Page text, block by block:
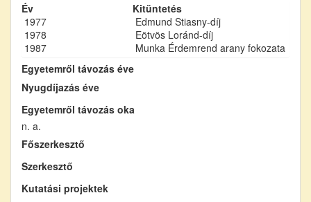
Év
Kitüntetés
1977
Edmund Stiasny-díj
1978
Eötvös Loránd-díj
1987
Munka Érdemrend arany fokozata
Egyetemről távozás éve
Nyugdíjazás éve
Egyetemről távozás oka
n. a.
Főszerkesztő
Szerkesztő
Kutatási projektek